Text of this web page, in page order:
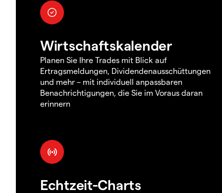
Wirtschaftskalender
Planen Sie Ihre Trades mit Blick auf
Ertragsmeldungen, Dividendenausschüttungen
und mehr – mit individuell anpassbaren
Benachrichtigungen, die Sie im Voraus daran
erinnern
Echtzeit-Charts